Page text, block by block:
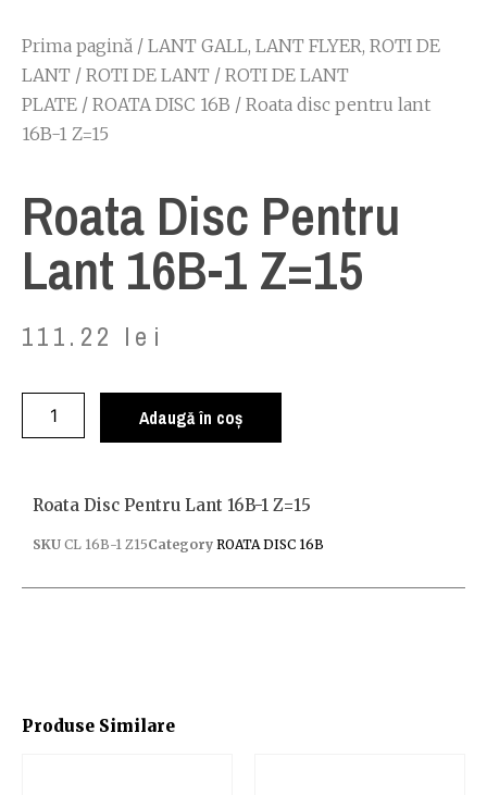
Prima pagină / LANT GALL, LANT FLYER, ROTI DE
LANT / ROTI DE LANT / ROTI DE LANT
PLATE / ROATA DISC 16B / Roata disc pentru lant
16B-1 Z=15
Roata Disc Pentru
Lant 16B-1 Z=15
111.22 lei
Adaugă în coș
Produse Similare
Roata Disc Pentru Lant 16B-1 Z=15
SKU CL 16B-1 Z15Category ROATA DISC 16B